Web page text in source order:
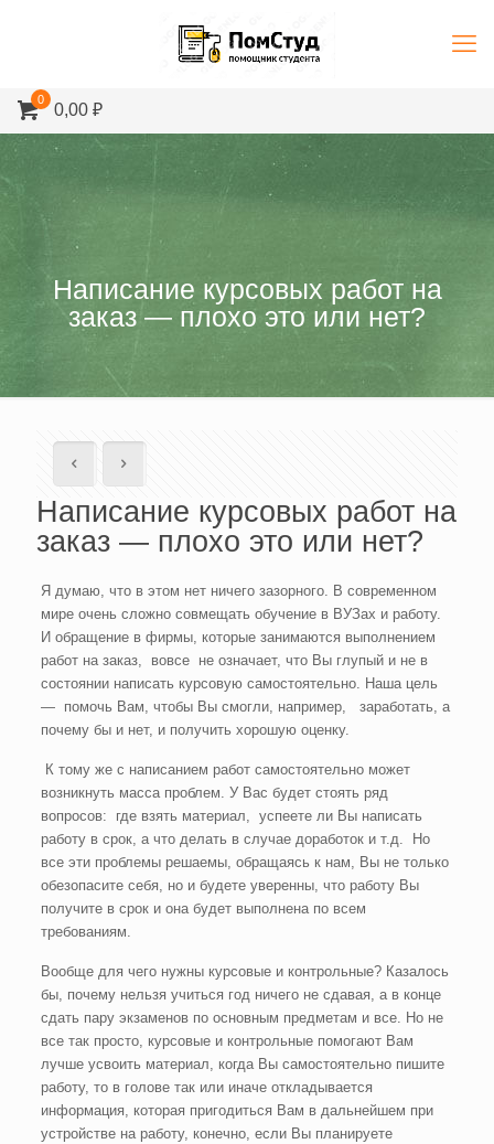
0
0,00 ₽
Написание курсовых работ на
заказ — плохо это или нет?
Написание курсовых работ на
заказ — плохо это или нет?
Я думаю, что в этом нет ничего зазорного. В современном
мире очень сложно совмещать обучение в ВУЗах и работу.
И обращение в фирмы, которые занимаются выполнением
работ на заказ, вовсе не означает, что Вы глупый и не в
состоянии написать курсовую самостоятельно. Наша цель
— помочь Вам, чтобы Вы смогли, например, заработать, а
почему бы и нет, и получить хорошую оценку.
К тому же с написанием работ самостоятельно может
возникнуть масса проблем. У Вас будет стоять ряд
вопросов: где взять материал, успеете ли Вы написать
работу в срок, а что делать в случае доработок и т.д. Но
все эти проблемы решаемы, обращаясь к нам, Вы не только
обезопасите себя, но и будете уверенны, что работу Вы
получите в срок и она будет выполнена по всем
требованиям.
Вообще для чего нужны курсовые и контрольные? Казалось
бы, почему нельзя учиться год ничего не сдавая, а в конце
сдать пару экзаменов по основным предметам и все. Но не
все так просто, курсовые и контрольные помогают Вам
лучше усвоить материал, когда Вы самостоятельно пишите
работу, то в голове так или иначе откладывается
информация, которая пригодиться Вам в дальнейшем при
устройстве на работу, конечно, если Вы планируете